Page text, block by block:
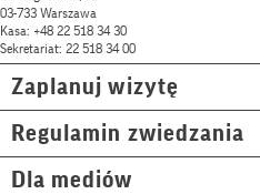
03-733 Warszawa
Kasa: +48 22 518 34 30
Sekretariat: 22 518 34 00
Zaplanuj wizytę
Regulamin zwiedzania
Dla mediów